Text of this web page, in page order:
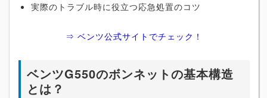
実際のトラブル時に役立つ応急処置のコツ
⇒ ベンツ公式サイトでチェック！
ベンツG550のボンネットの基本構造
とは？